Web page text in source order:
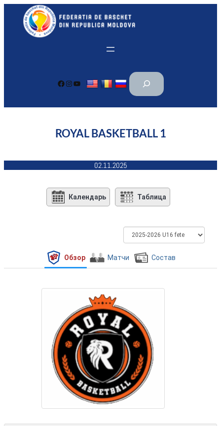
Перейти
содержимому
Facebook Instagram YouTube
П
и
ROYAL BASKETBALL 1
02.11.2025
Календарь Таблица
Обзор Матчи Состав